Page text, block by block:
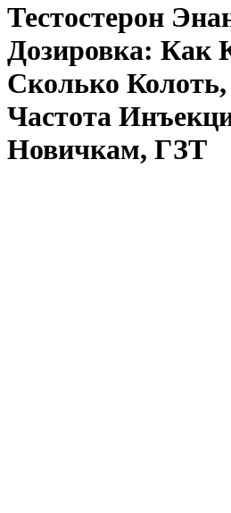
Тестостерон
Дозировка: Как
Сколько
Частота
Новичкам, ГЗТ